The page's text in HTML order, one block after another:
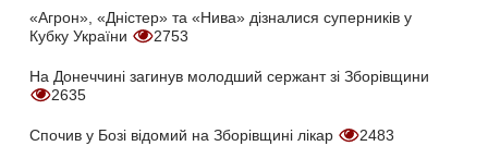
«Агрон», «Дністер» та «Нива» дізналися суперників у
Кубку України
2753
На Донеччині загинув молодший сержант зі Зборівщини
2635
Спочив у Бозі відомий на Зборівщині лікар 2483